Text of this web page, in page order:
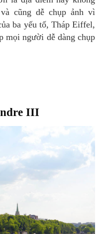
cũng dễ chụp ảnh vì
ba yếu tố, Tháp Eiffel,
mọi người dễ dàng chụp
III